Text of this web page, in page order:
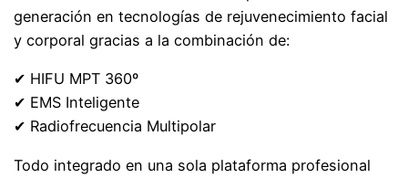
generación en tecnologías de rejuvenecimiento facial
y corporal gracias a la combinación de:
✔ HIFU MPT 360º
✔ EMS Inteligente
✔ Radiofrecuencia Multipolar
Todo integrado en una sola plataforma profesional